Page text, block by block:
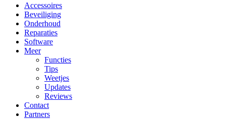
Accessoires
Beveiliging
Onderhoud
Reparaties
Software
Meer
Functies
Tips
Weetjes
Updates
Reviews
Contact
Partners